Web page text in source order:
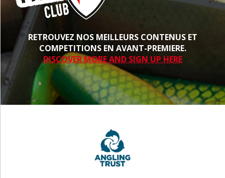
RETROUVEZ NOS MEILLEURS CONTENUS ET
COMPETITIONS EN AVANT-PREMIERE.
DISCOVER MORE AND SIGN UP HERE